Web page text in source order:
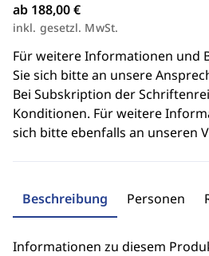
ab 188,00 €
inkl. gesetzl. MwSt.
Für weitere Informationen und
Sie sich bitte an unsere
Bei Subskription der
Konditionen. Für weitere
sich bitte ebenfalls an unseren
Beschreibung Personen
Informationen zu diesem